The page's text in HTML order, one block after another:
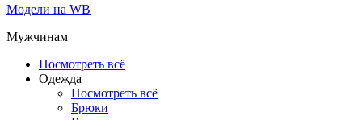
Модели на WB
Мужчинам
Посмотреть всё
Одежда
Посмотреть всё
Брюки